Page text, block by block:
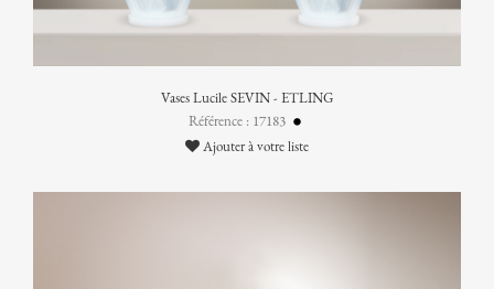
Vases Lucile SEVIN - ETLING
Référence : 17183
Ajouter à votre liste